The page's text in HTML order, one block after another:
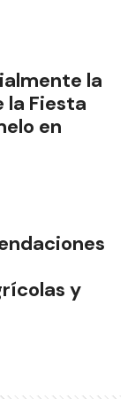
la
la Fiesta
en
y